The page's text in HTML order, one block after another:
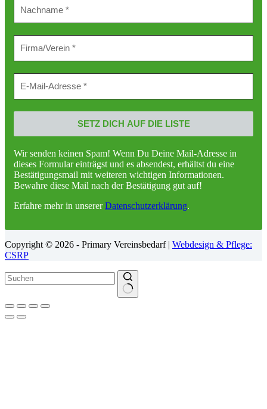
Wir senden keinen Spam! Wenn Du Deine Mail-Adresse in
dieses Formular einträgst und es absendest, erhältst du eine
Bestätigungsmail mit weiteren wichtigen Informationen.
Bewahre diese Mail nach der Bestätigung gut auf!
Erfahre mehr in unsererDatenschutzerklärung.
Copyright © 2026 - Primary Vereinsbedarf | Webdesign & Pflege:
CSRP
Keine
Ergebnisse